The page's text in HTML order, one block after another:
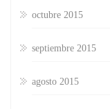
octubre 2015
septiembre 2015
agosto 2015